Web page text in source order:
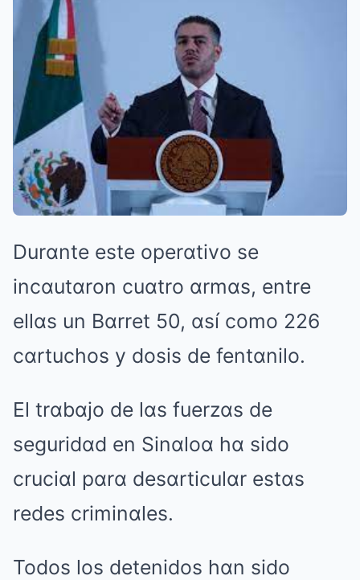
Durαnte este operαtivo se
incαutαron cuαtro αrmαs, entre
ellαs un Bαrret 50, αsí como 226
cαrtuchos y dosis de fentαnilo.
El trαbαjo de lαs fuerzαs de
seguridαd en Sinαloα hα sido
cruciαl pαrα desαrticulαr estαs
redes criminαles.
Todos los detenidos hαn sido